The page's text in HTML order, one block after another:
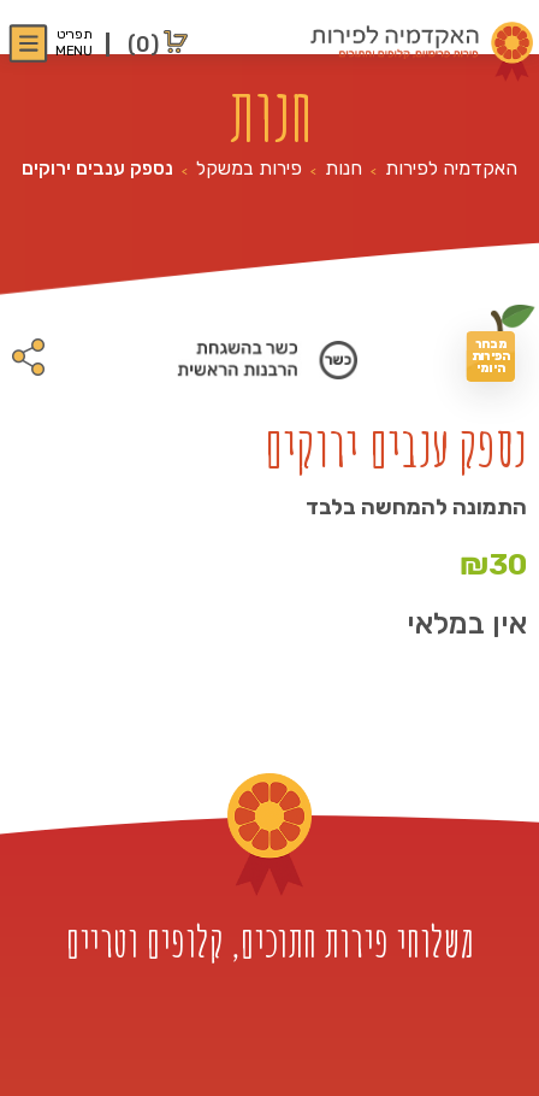
(0)
תפריט
MENU
חנות
האקדמיה לפירות > חנות > פירות במשקל > נספק ענבים ירוקים
מבחר
הפירות
היומי
נספק ענבים ירוקים
התמונה להמחשה בלבד
₪30
אין במלאי
משלוחי פירות חתוכים, קלופים וטריים